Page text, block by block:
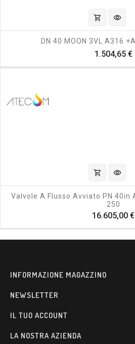
shopping_cart visibility
DN 40 MOON 3VL A316
1.504,65 €
shopping_cart visibility
Valvole A Flusso Avviato PN 40in
250
16.605,00 €
INFORMAZIONE MAGAZZINO
NEWSLETTER
IL TUO ACCOUNT
LA NOSTRA AZIENDA